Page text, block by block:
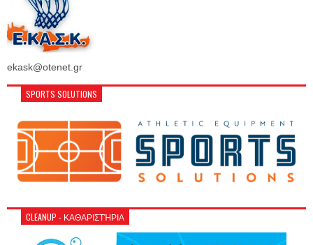
ekask@otenet.gr
SPORTS SOLUTIONS
CLEANUP - ΚΑΘΑΡΙΣΤΉΡΙΑ